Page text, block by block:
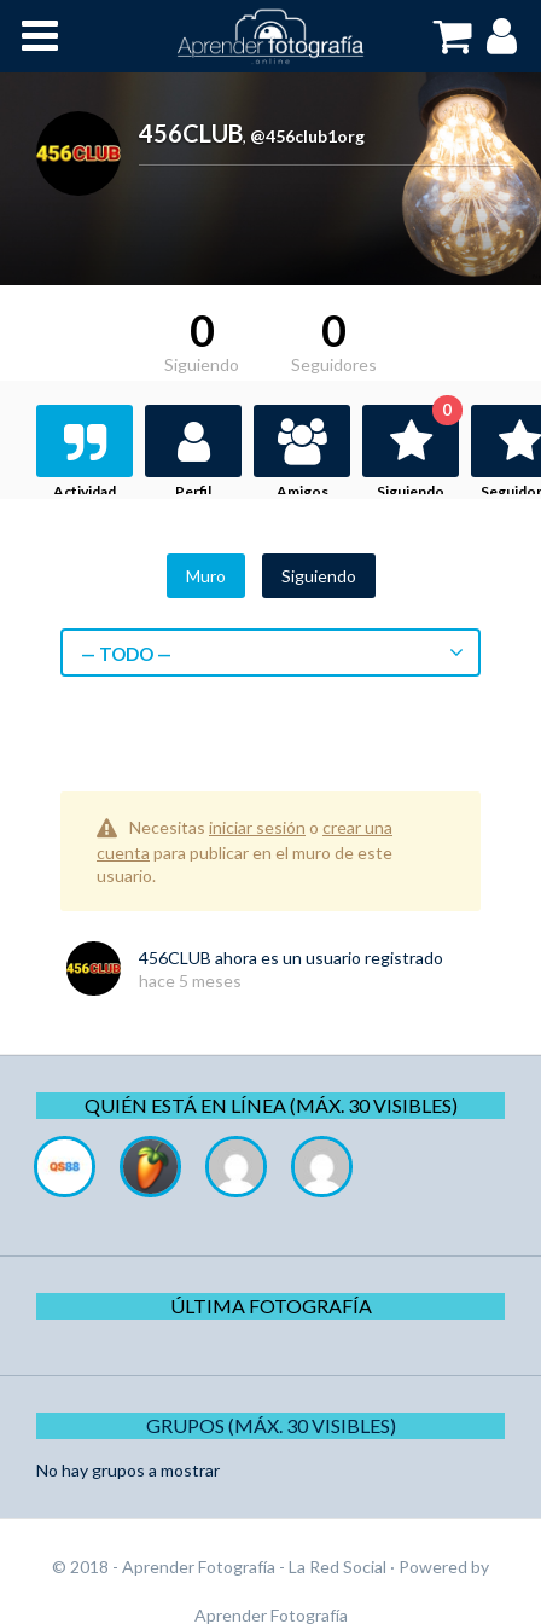
Cursos OnLine
456CLUB, @456club1org
0
Siguiendo
0
Seguidores
Actividad Perfil Amigos Siguiendo
0
Muro Siguiendo
— TODO —
Necesitas iniciar sesión o crear una
cuenta para publicar en el muro de este
usuario.
456CLUB ahora es un usuario registrado
hace 5 meses
QUIÉN ESTÁ EN LÍNEA (MÁX. 30 VISIBLES)
ÚLTIMA FOTOGRAFÍA
GRUPOS (MÁX. 30 VISIBLES)
No hay grupos a mostrar
© 2018 - Aprender Fotografía - La Red Social · Powered by
Aprender Fotografía